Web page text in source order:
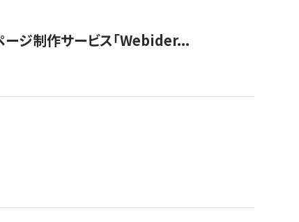
ージ制作サービス「Webider...